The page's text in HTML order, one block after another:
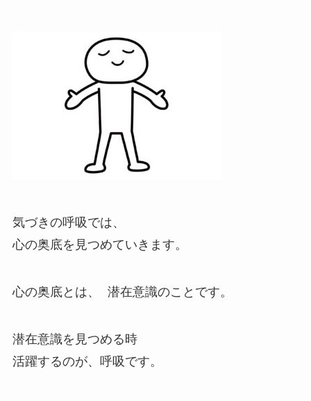
気づきの呼吸では、
心の奥底を見つめていきます。
心の奥底とは、 潜在意識のことです。
潜在意識を見つめる時
活躍するのが、呼吸です。